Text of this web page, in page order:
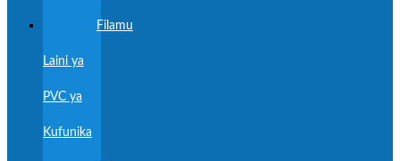
Filamu
Laini ya
PVC ya
Kufunika